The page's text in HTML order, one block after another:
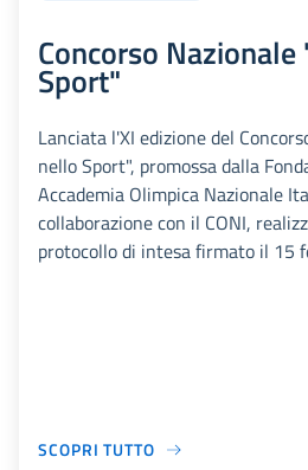
Concorso
Sport"
Lanciata l'XI edizione del
nello Sport", promossa dalla
Accademia Olimpica Nazionale
collaborazione con il CONI,
protocollo di intesa firmato il 15
SCOPRI TUTTO